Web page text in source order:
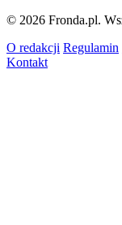
© 2026 Fronda.pl.
O redakcji Regulamin
Kontakt